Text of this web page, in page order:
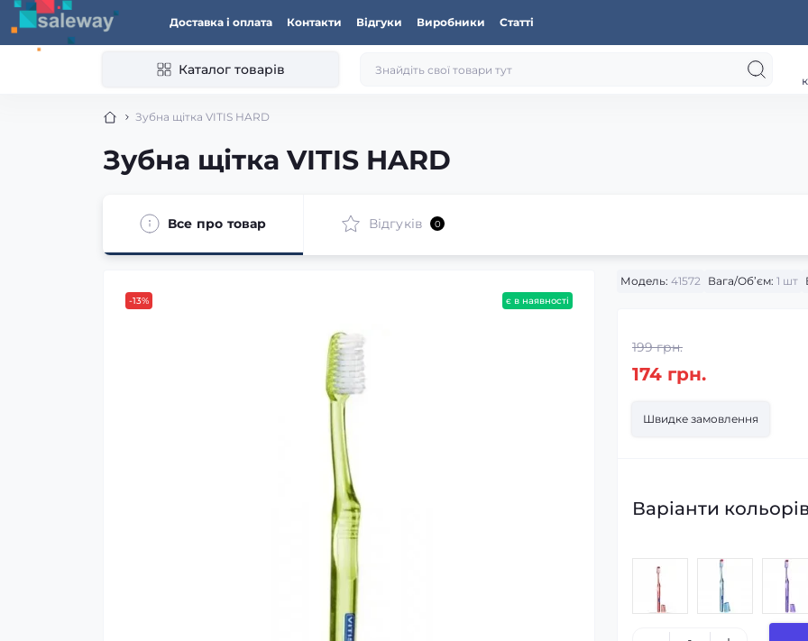
Доставка і оплата Контакти Відгуки Виробники Статті
Каталог товарів
Зубна щітка VITIS HARD
Зубна щітка VITIS HARD
Все про товар Відгуків 0
-13% є в наявності
Модель: 41572 Вага/Об’єм: 1 шт
199 грн.
174 грн.
Швидке замовлення
Варіанти